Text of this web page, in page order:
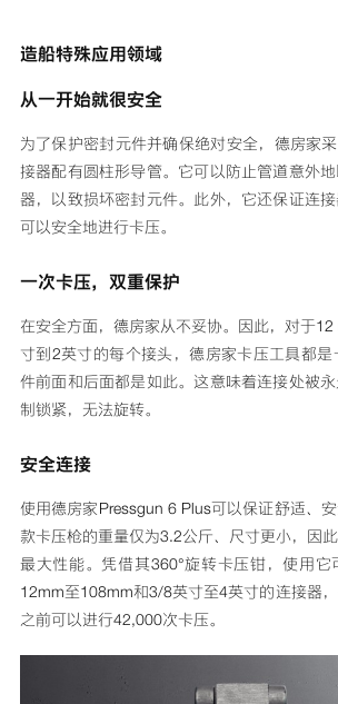
造船特殊应用领域
从一开始就很安全
为了保护密封元件并确保绝对安全，德房家
接器配有圆柱形导管。它可以防止管道意外
器，以致损坏密封元件。此外，它还保证连接
可以安全地进行卡压。
一次卡压，双重保护
在安全方面，德房家从不妥协。因此，对于
寸到2英寸的每个接头，德房家卡压工具都
件前面和后面都是如此。这意味着连接处被
制锁紧，无法旋转。
安全连接
使用德房家Pressgun 6 Plus可以保证舒适、
款卡压枪的重量仅为3.2公斤、尺寸更小，因
最大性能。凭借其360°旋转卡压钳，使用
12mm至108mm和3/8英寸至4英寸的连接器
之前可以进行42,000次卡压。